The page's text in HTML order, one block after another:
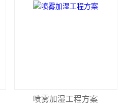
喷雾加湿工程方案